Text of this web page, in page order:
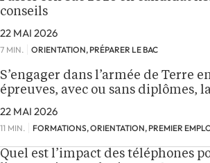
conseils
22 MAI 2026
7 MIN. ORIENTATION, PRÉPARER LE BAC
S’engager dans l’armée de Terre
épreuves, avec ou sans diplômes,
22 MAI 2026
11 MIN. FORMATIONS, ORIENTATION, PREMIER
Quel est l’impact des téléphones